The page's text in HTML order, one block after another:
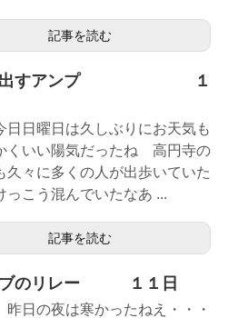
記事を読む
と出すアンプ １
日日曜日は久しぶりにお天気も
くいい陽気だったね 高円寺の
久々に多くの人が出歩いていた
っこう混んでいたなあ ...
記事を読む
ブのリレー １１日
昨日の夜は寒かったねえ・・・